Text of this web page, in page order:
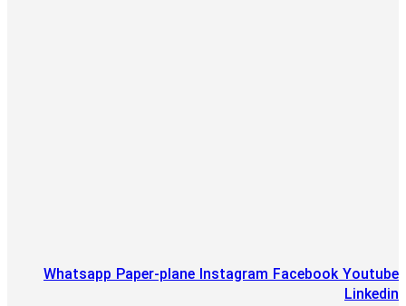
Whatsapp Paper-plane Instagram Facebook Youtube
Linkedin